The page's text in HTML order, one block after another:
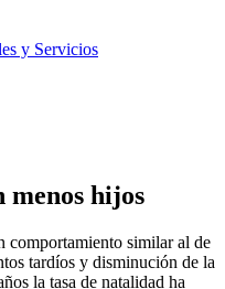
y Servicios
menos hijos
comportamiento similar al de
tardíos y disminución de la
la tasa de natalidad ha